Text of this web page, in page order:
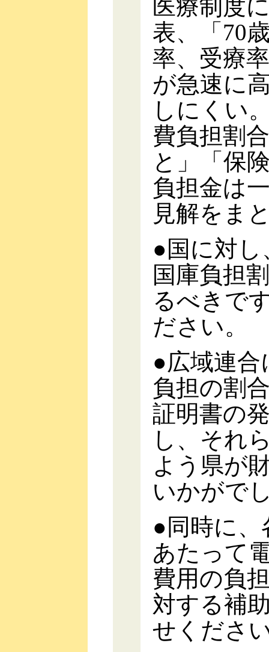
医療制度
表、「70
率、受療
が急速に
しにくい
費負担割
と」「保
負担金は
見解をま
●国に対し
国庫負担
るべきで
ださい。
●広域連合
負担の割
証明書の
し、それ
よう県が
いかがで
●同時に、
あたって
費用の負
対する補
せくださ